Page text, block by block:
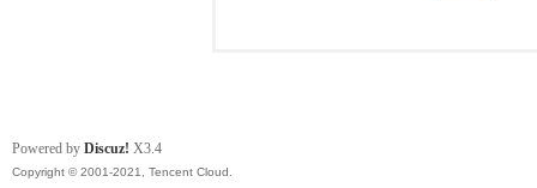
Powered by Discuz! X3.4
Copyright © 2001-2021, Tencent Cloud.